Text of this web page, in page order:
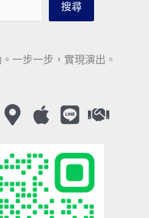
搜尋
一步一步，實現演出。